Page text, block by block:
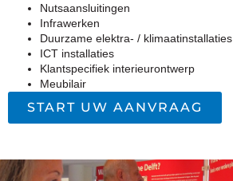
Nutsaansluitingen
Infrawerken
Duurzame elektra- / klimaatinstallaties
ICT installaties
Klantspecifiek interieurontwerp
Meubilair
START UW AANVRAAG